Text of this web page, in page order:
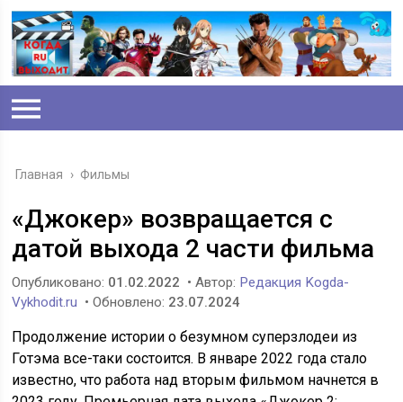
Главная › Фильмы
«Джокер» возвращается с
датой выхода 2 части фильма
Опубликовано: 01.02.2022 • Автор: Редакция Kogda-
Vykhodit.ru • Обновлено: 23.07.2024
Продолжение истории о безумном суперзлодеи из
Готэма все-таки состоится. В январе 2022 года стало
известно, что работа над вторым фильмом начнется в